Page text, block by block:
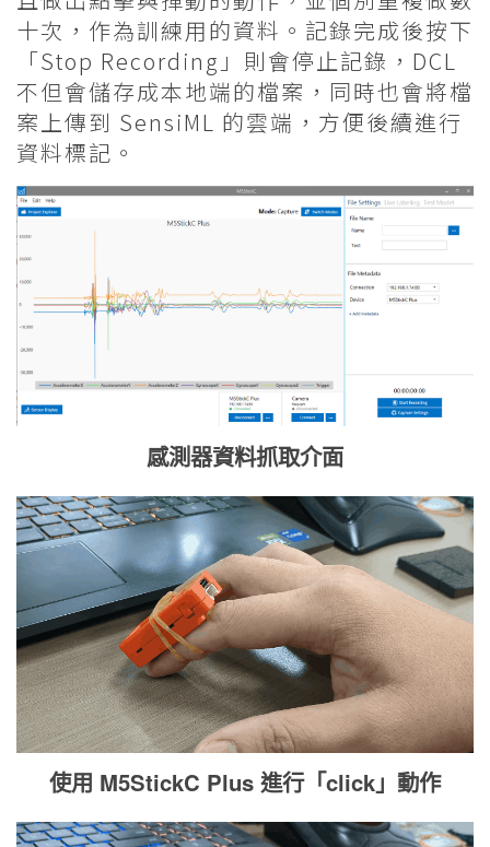
十次，作為訓練用的資料。記錄完成後按下
「Stop Recording」則會停止記錄，DCL
不但會儲存成本地端的檔案，同時也會將檔
案上傳到 SensiML 的雲端，方便後續進行
資料標記。
感測器資料抓取介面
使用 M5StickC Plus 進行「click」動作